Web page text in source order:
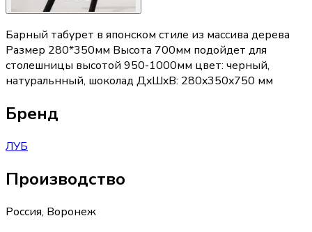
Барный табурет в японском стиле из массива дерева
Размер 280*350мм Высота 700мм подойдет для
столешницы высотой 950-1000мм цвет: черный,
натуральнный, шоколад ДxШxВ: 280x350x750 мм
Бренд
ЛУБ
Производство
Россия, Воронеж